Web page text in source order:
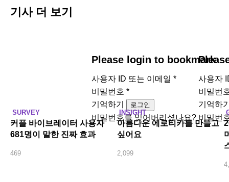
기사 더 보기
Please login to bookmark
사용자 ID 또는 이메일 *
비밀번호 *
기억하기
로그인
비밀번호를 잊어버리셨나요?
SURVEY
커플 바이브레이터 사용자
681명이 말한 진짜 효과
469
사용자
비밀번
기억하
비밀번
INSIGHT
아름다운 에로티카를 만들고
싶어요
2,099